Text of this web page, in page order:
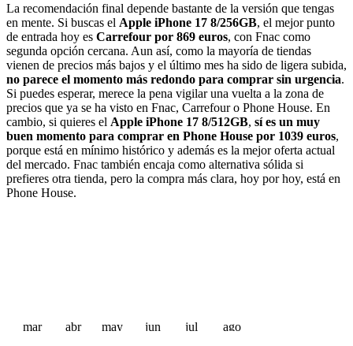
La recomendación final depende bastante de la versión que tengas
en mente. Si buscas el Apple iPhone 17 8/256GB, el mejor punto
de entrada hoy es Carrefour por 869 euros, con Fnac como
segunda opción cercana. Aun así, como la mayoría de tiendas
vienen de precios más bajos y el último mes ha sido de ligera subida,
no parece el momento más redondo para comprar sin urgencia.
Si puedes esperar, merece la pena vigilar una vuelta a la zona de
precios que ya se ha visto en Fnac, Carrefour o Phone House. En
cambio, si quieres el Apple iPhone 17 8/512GB, sí es un muy
buen momento para comprar en Phone House por 1039 euros,
porque está en mínimo histórico y además es la mejor oferta actual
del mercado. Fnac también encaja como alternativa sólida si
prefieres otra tienda, pero la compra más clara, hoy por hoy, está en
Phone House.
mar abr may jun jul ago